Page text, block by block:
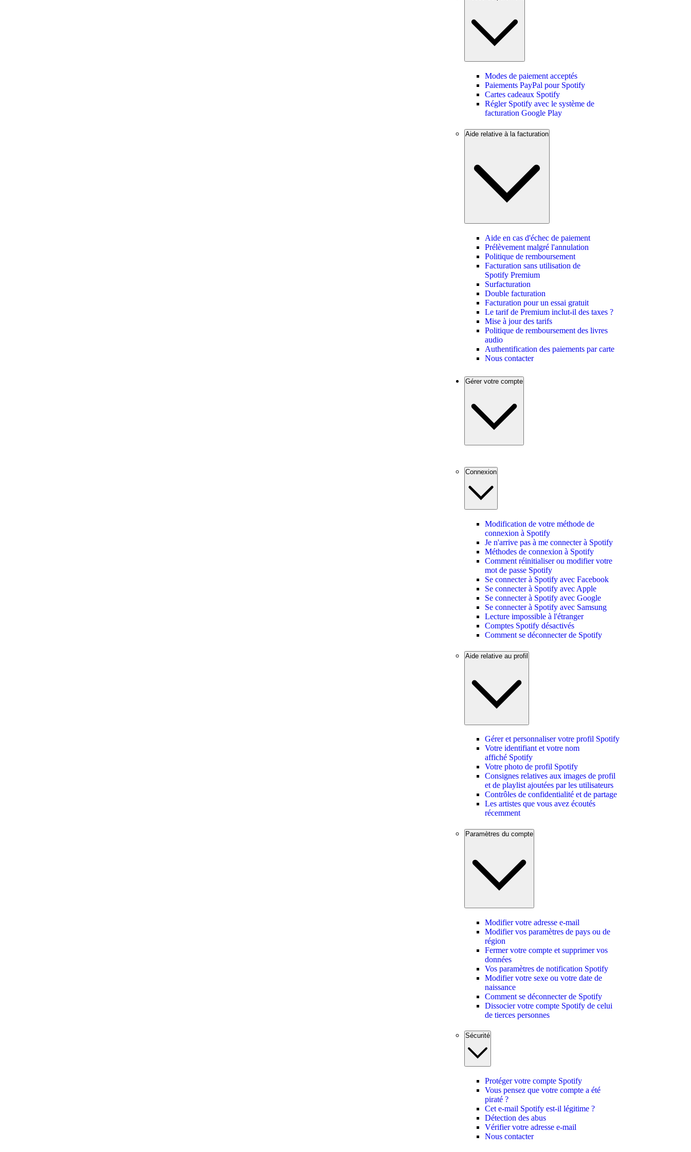
Modes de paiement acceptés
Paiements PayPal pour Spotify
Cartes cadeaux Spotify
Régler Spotify avec le système de
facturation Google Play
Aide relative à la facturation
Aide en cas d'échec de paiement
Prélèvement malgré l'annulation
Politique de remboursement
Facturation sans utilisation de
Spotify Premium
Surfacturation
Double facturation
Facturation pour un essai gratuit
Le tarif de Premium inclut-il des taxes ?
Mise à jour des tarifs
Politique de remboursement des livres
audio
Authentification des paiements par carte
Nous contacter
Gérer votre compte
Connexion
Modification de votre méthode de
connexion à Spotify
Je n'arrive pas à me connecter à Spotify
Méthodes de connexion à Spotify
Comment réinitialiser ou modifier votre
mot de passe Spotify
Se connecter à Spotify avec Facebook
Se connecter à Spotify avec Apple
Se connecter à Spotify avec Google
Se connecter à Spotify avec Samsung
Lecture impossible à l'étranger
Comptes Spotify désactivés
Comment se déconnecter de Spotify
Aide relative au profil
Gérer et personnaliser votre profil Spotify
Votre identifiant et votre nom
affiché Spotify
Votre photo de profil Spotify
Consignes relatives aux images de profil
et de playlist ajoutées par les utilisateurs
Contrôles de confidentialité et de partage
Les artistes que vous avez écoutés
récemment
Paramètres du compte
Modifier votre adresse e-mail
Modifier vos paramètres de pays ou de
région
Fermer votre compte et supprimer vos
données
Vos paramètres de notification Spotify
Modifier votre sexe ou votre date de
naissance
Comment se déconnecter de Spotify
Dissocier votre compte Spotify de celui
de tierces personnes
Sécurité
Protéger votre compte Spotify
Vous pensez que votre compte a été
piraté ?
Cet e-mail Spotify est-il légitime ?
Détection des abus
Vérifier votre adresse e-mail
Nous contacter